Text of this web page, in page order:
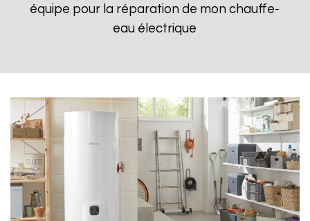
équipe pour la réparation de mon chauffe-
eau électrique